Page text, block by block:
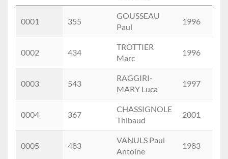
Nom
Prénom
0001
355
GOUSSEAU
Paul
1996
0002 434
TROTTIER
Marc
1996
0003 543
RAGGIRI-
MARY Luca
1997
0004 367
CHASSIGNOLE
Thibaud
2001
0005 483
VANULS Paul
Antoine
1983